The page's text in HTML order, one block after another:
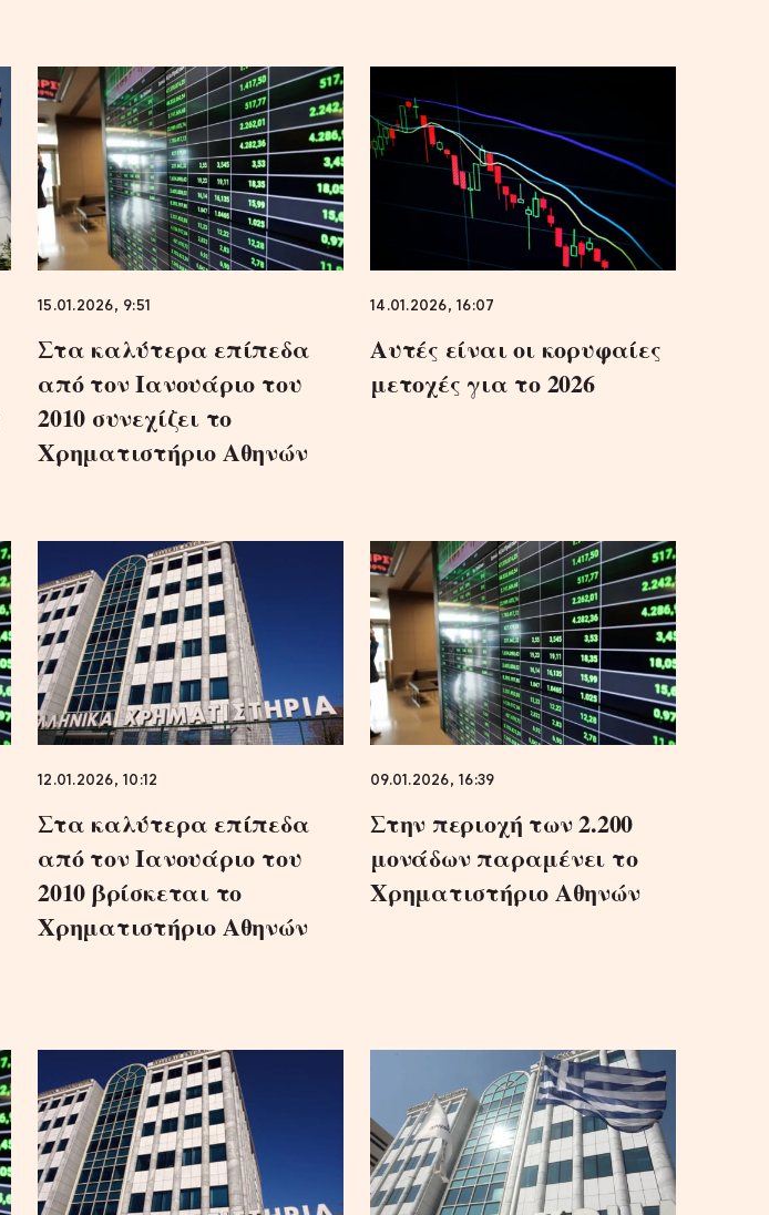
15.01.2026, 9:51
Στα καλύτερα επίπεδα
από τον Ιανουάριο του
2010 συνεχίζει το
Χρηματιστήριο Αθηνών
14.01.2026, 16:07
Αυτές είναι οι κορυφαίες
μετοχές για το 2026
12.01.2026, 10:12
Στα καλύτερα επίπεδα
από τον Ιανουάριο του
2010 βρίσκεται το
Χρηματιστήριο Αθηνών
09.01.2026, 16:39
Στην περιοχή των 2.200
μονάδων παραμένει το
Χρηματιστήριο Αθηνών